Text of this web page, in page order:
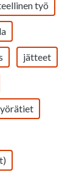
työ
jätteet